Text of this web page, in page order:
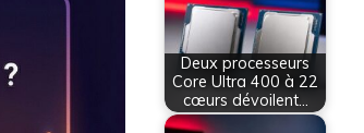
Deux processeurs
Core Ultra 400 à 22
cœurs dévoilent…